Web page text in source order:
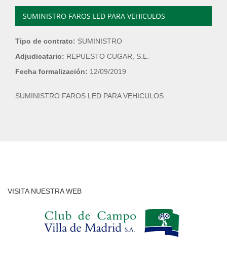
SUMINISTRO FAROS LED PARA VEHICULOS
Tipo de contrato: SUMINISTRO
Adjudicatario: REPUESTO CUGAR, S.L.
Fecha formalización: 12/09/2019
SUMINISTRO FAROS LED PARA VEHICULOS
VISITA NUESTRA WEB